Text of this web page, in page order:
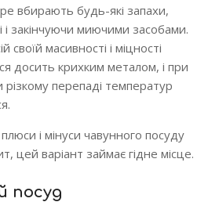
вбирають будь-які запахи,
і закінчуючи миючими засобами.
своїй масивності і міцності
досить крихким металом, і при
різкому перепаді температур
і мінуси чавунного посуду
цей варіант займає гідне місце.
посуд